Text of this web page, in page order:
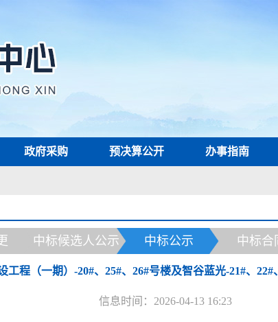
政府采购 预决算公开 办事指南
中标候选人公示 中标公示 中标合
程（一期）-20#、25#、26#号楼及智谷蓝光-21#、
信息时间：2026-04-13 16:23